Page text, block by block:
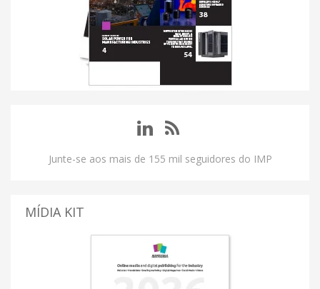
Junte-se aos mais de 155 mil seguidores do IMP
MÍDIA KIT